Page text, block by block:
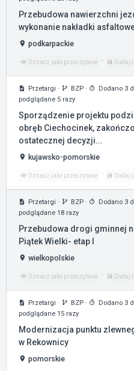
Przebudowa nawierzchni
wykonanie nakładki
podkarpackie
Oznacz jako przeczytane · Dodaj
Przetargi · BZP · Dodano 3
podglądane 5 razy
Sporządzenie projektu
obręb Ciechocinek,
ostatecznej decyzji...
kujawsko-pomorskie
Oznacz jako przeczytane · Dodaj
Przetargi · BZP · Dodano 3
podglądane 18 razy
Przebudowa drogi gminnej
Piątek Wielki- etap I
wielkopolskie
Oznacz jako przeczytane · Dodaj
Przetargi · BZP · Dodano 3
podglądane 15 razy
Modernizacja punktu
w Rekownicy
pomorskie